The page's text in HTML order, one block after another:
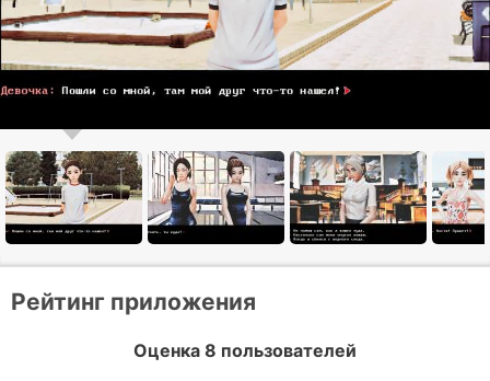
Рейтинг приложения
Оценка 8 пользователей